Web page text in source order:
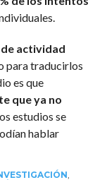
actividad
para traducirlos
es que
que ya no
estudios se
hablar